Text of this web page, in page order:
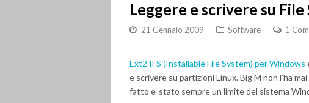
Leggere e scrivere su
21 Gennaio 2009 Software 1
Ext2 IFS (Installable File System) per Windows
e scrivere su partizioni Linux. Big M non l’ha
fatto e’ stato sempre un limite del sistema